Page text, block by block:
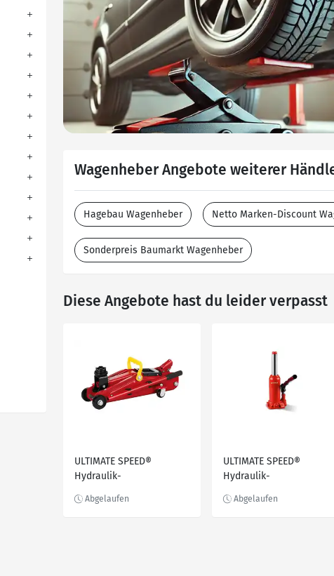
Wagenheber Angebote weiterer
Hagebau Wagenheber Netto Marken-Discount
Sonderpreis Baumarkt Wagenheber
Diese Angebote hast du leider verpasst
ULTIMATE SPEED®
Hydraulik-
praktischem Tragegriff
ULTIMATE SPEED®
Hydraulik-
gusseiserner Sockel für